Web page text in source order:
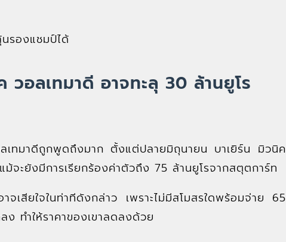
รองแชมป์ได้
อลเทมาดี อาจทะลุ 30 ล้านยูโร
เทมาดีถูกพูดถึงมาก ตั้งแต่ปลายมิถุนายน บาเยิร์น มิวนิค
ะยังมีการเรียกร้องค่าตัวถึง 75 ล้านยูโรจากสตุตการ์ท
จเสียใจในท่าทีดังกล่าว เพราะไม่มีสโมสรใดพร้อมจ่าย 65
ง ทำให้ราคาของเขาลดลงด้วย